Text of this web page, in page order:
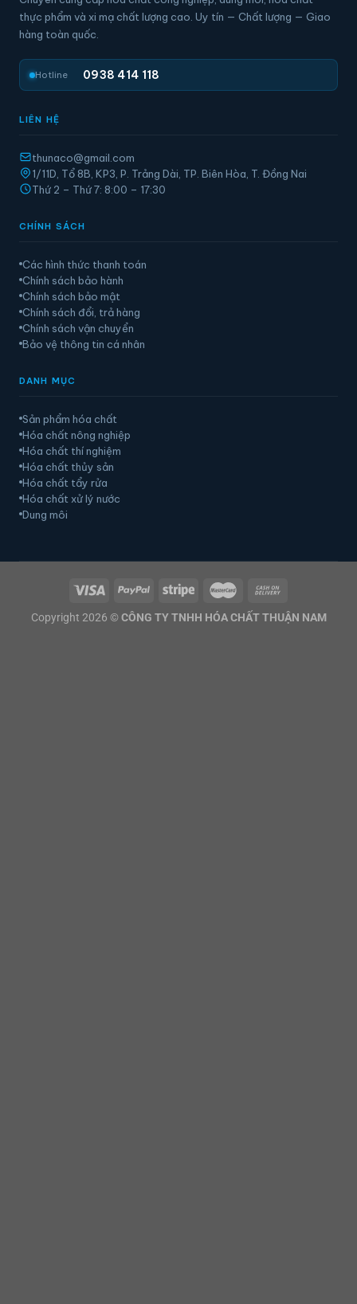
thực phẩm và xi mạ chất lượng cao. Uy tín — Chất lượng — Giao
hàng toàn quốc.
Hotline 0938 414 118
LIÊN HỆ
thunaco@gmail.com
1/11D, Tổ 8B, KP3, P. Trảng Dài, TP. Biên Hòa, T. Đồng Nai
Thứ 2 – Thứ 7: 8:00 – 17:30
CHÍNH SÁCH
Các hình thức thanh toán
Chính sách bảo hành
Chính sách bảo mật
Chính sách đổi, trả hàng
Chính sách vận chuyển
Bảo vệ thông tin cá nhân
DANH MỤC
Sản phẩm hóa chất
Hóa chất nông nghiệp
Hóa chất thí nghiệm
Hóa chất thủy sản
Hóa chất tẩy rửa
Hóa chất xử lý nước
Dung môi
Copyright 2026 © CÔNG TY TNHH HÓA CHẤT THUẬN NAM